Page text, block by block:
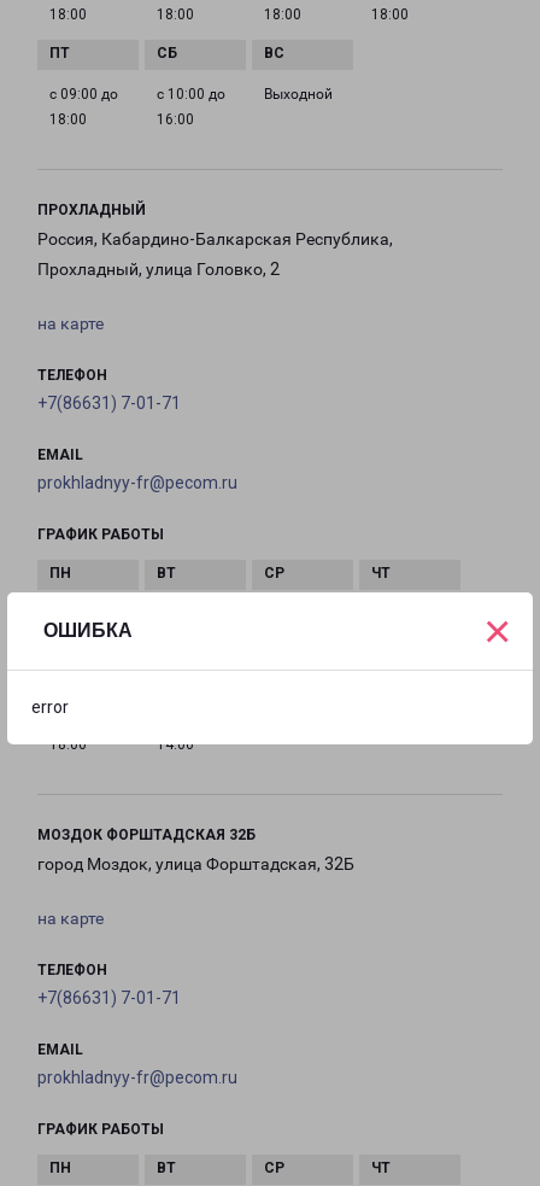
ОШИБКА
error
×
18:00
18:00
18:00
18:00
с 09:00 до
18:00
с 10:00 до
16:00
Выходной
ПРОХЛАДНЫЙ
Россия, Кабардино-Балкарская Республика,
Прохладный, улица Головко, 2
на карте
ТЕЛЕФОН
+7(86631) 7-01-71
EMAIL
prokhladnyy-fr@pecom.ru
ГРАФИК РАБОТЫ
18:00
18:00
14:00
МОЗДОК ФОРШТАДСКАЯ 32Б
город Моздок, улица Форштадская, 32Б
на карте
ТЕЛЕФОН
+7(86631) 7-01-71
EMAIL
prokhladnyy-fr@pecom.ru
ГРАФИК РАБОТЫ